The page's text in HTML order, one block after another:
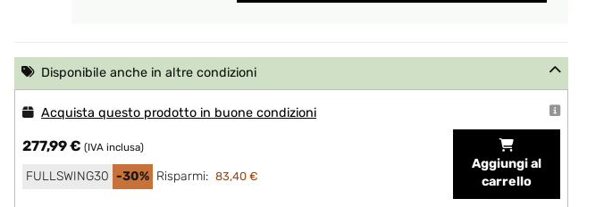
Disponibile anche in altre condizioni
Acquista questo prodotto in buone condizioni
277,99 € (IVA inclusa)
FULLSWING30 -30% Risparmi: 83,40 €
Aggiungi al
carrello